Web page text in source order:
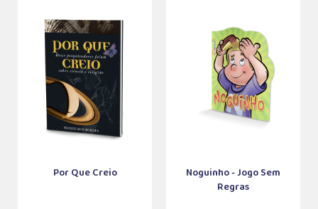
Por Que Creio
Noguinho - Jogo Sem
Regras